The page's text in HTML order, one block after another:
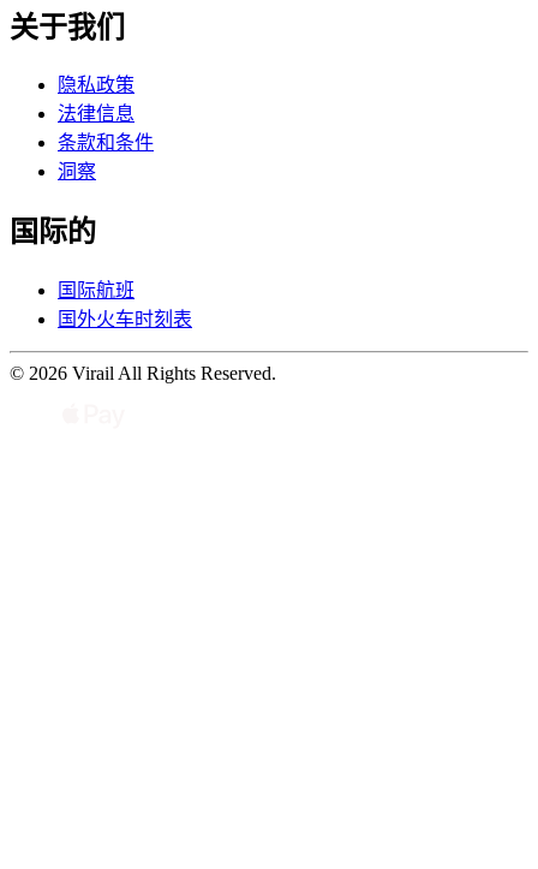
关于我们
隐私政策
法律信息
条款和条件
洞察
国际的
国际航班
国外火车时刻表
© 2026 Virail All Rights Reserved.